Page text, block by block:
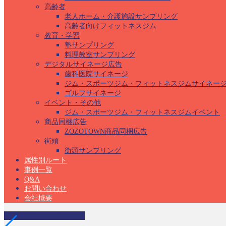
高齢者
老人ホーム・介護施設サンプリング
高齢者向けフィットネスジム
教育・学習
塾サンプリング
料理教室サンプリング
デジタルサイネージ広告
歯科医院サイネージ
ジム・スポーツジム・フィットネスジムサイネー
ゴルフサイネージ
イベント・その他
ジム・スポーツジム・フィットネスジムイベント
商品同梱広告
ZOZOTOWN商品同梱広告
街頭
街頭サンプリング
属性別ルート
事例一覧
Q&A
お問い合わせ
会社概要
温浴施設サンプリング